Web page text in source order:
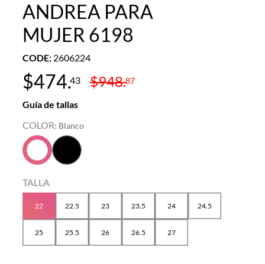
ANDREA PARA
MUJER 6198
CODE: 2606224
$474.43 $948.87
Guía de tallas
COLOR: Blanco
TALLA
22 22.5 23 23.5 24 24.5
25 25.5 26 26.5 27